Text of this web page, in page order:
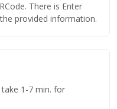
There is Enter
provided information.
1-7 min. for